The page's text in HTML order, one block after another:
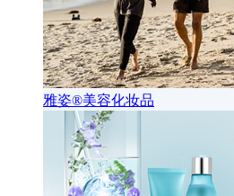
雅姿®美容化妆品